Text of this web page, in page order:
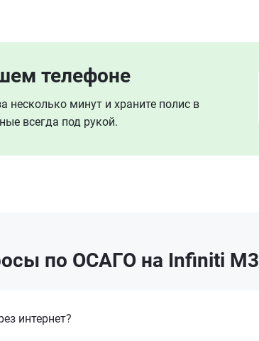
телефоне
несколько минут и храните полис в
всегда под рукой.
по ОСАГО на Infiniti
интернет?